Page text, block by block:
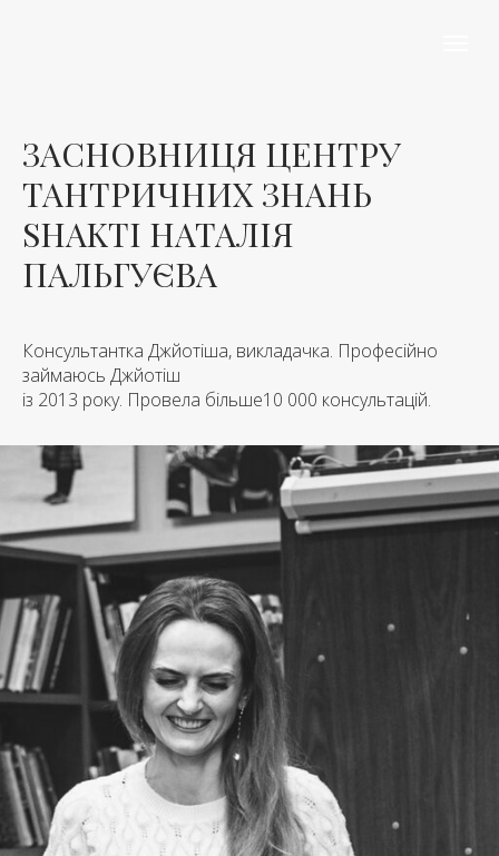
ЗАСНОВНИЦЯ ЦЕНТРУ
ТАНТРИЧНИХ ЗНАНЬ
SHAKTI НАТАЛІЯ
ПАЛЬГУЄВА
Консультантка Джйотіша, викладачка. Професійно
займаюсь Джйотіш
із 2013 року. Провела більше10 000 консультацій.